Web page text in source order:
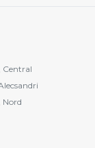
Central
Nord